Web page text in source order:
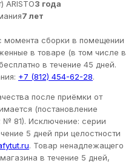
ARISTO3 года
7 лет
момента сборки в помещении
в товаре (в том числе в
в течение 45 дней.
+7 (812) 454-62-28.
после приёмки от
(постановление
№ 81). Исключение: серии
5 дней при целостности
. Товар ненадлежащего
в течение 5 дней,